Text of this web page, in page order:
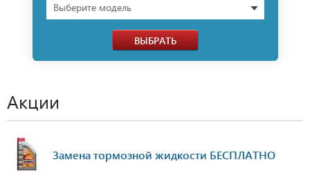
Выберите модель
ВЫБРАТЬ
Акции
Замена тормозной жидкости БЕСПЛАТНО